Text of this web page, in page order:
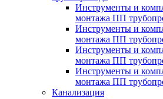
Инструменты и
монтажа ПП
Инструменты и
монтажа ПП
Инструменты и
монтажа ПП
Инструменты и
монтажа ПП
Канализация